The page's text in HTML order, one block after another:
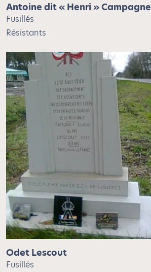
Antoine dit « Henri » Campagne
Fusillés
Résistants
Odet Lescout
Fusillés